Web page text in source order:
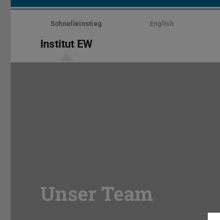
Menü
überspringenSchnelleinstieg English
Institut EW
Unser Team